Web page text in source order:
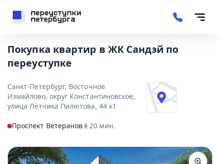
Покупка квартир в ЖК Сандэй по
переуступке
Санкт-Петербург, Восточное
Измайлово, округ Константиновское,
улица Лётчика Пилютова, 44 к1
Проспект Ветеранов 20 мин.